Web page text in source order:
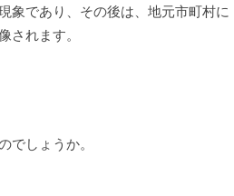
象であり、その後は、地元市町村に
れます。
しょうか。